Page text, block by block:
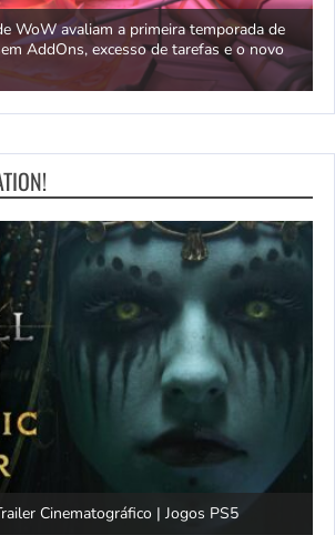
WoW avaliam a primeira temporada de
AddOns, excesso de tarefas e o novo
Cinematográfico | Jogos PS5